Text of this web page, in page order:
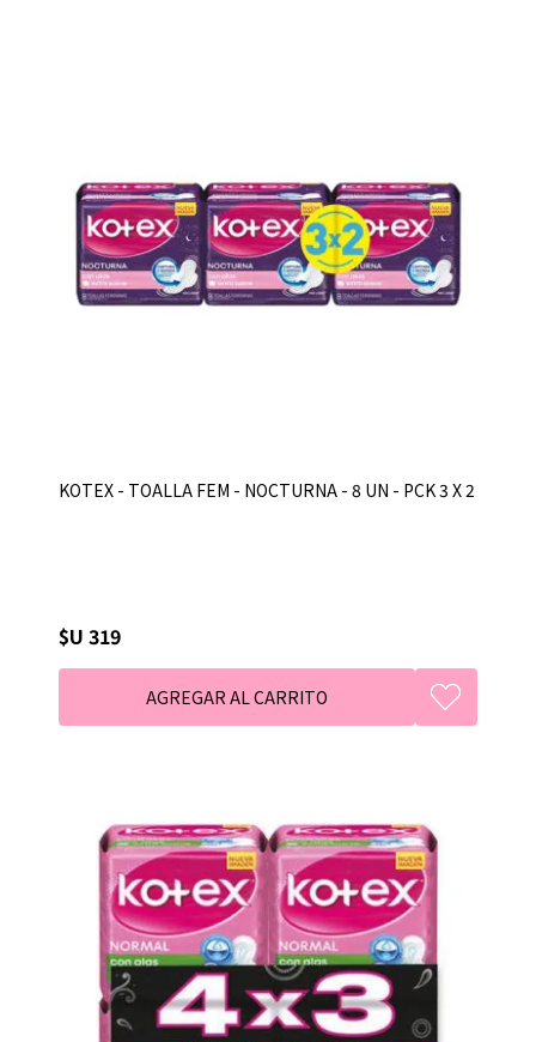
KOTEX - TOALLA FEM - NOCTURNA - 8 UN - PCK 3 X 2
$U 319